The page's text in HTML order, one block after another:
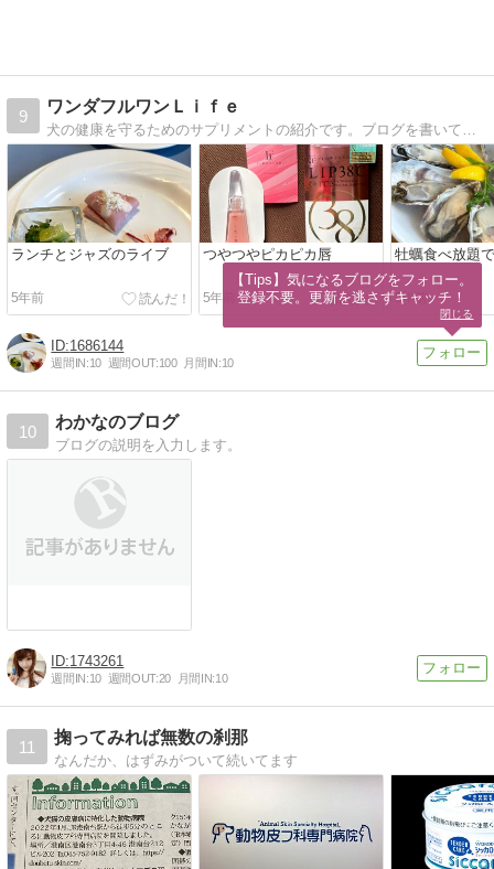
9
ワンダフルワンＬｉｆｅ
ランチとジャズのライブ
5年前
つやつやピカピカ唇
5年前
牡蠣食べ放題
5年前
1686144
週間IN:10 週間OUT:100 月間IN:10
10
わかなのブログ
ブログの説明を入力します。
1743261
週間IN:10 週間OUT:20 月間IN:10
11
掬ってみれば無数の刹那
なんだか、はずみがついて続いてます
【Tips】気になるブログをフォロー。
登録不要。更新を逃さずキャッチ！
閉じる